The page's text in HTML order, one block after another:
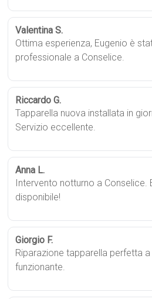
Valentina S.
Ottima esperienza, Eugenio è
professionale a Conselice.
Riccardo G.
Tapparella nuova installata in
Servizio eccellente.
Anna L.
Intervento notturno a Conselice.
disponibile!
Giorgio F.
Riparazione tapparella perfetta
funzionante.